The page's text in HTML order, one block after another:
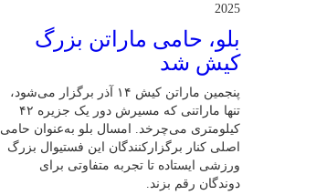
2025
بلو، حامی ماراتن بزرگ
کیش شد
پنجمین ماراتن کیش ۱۴ آذر برگزار می‌شود،
تنها ماراتنی که مسیرش دور یک جزیره ۴۲
کیلومتری می‌چرخد. امسال بلو به‌عنوان حامی
اصلی کنار برگزارکنندگان این فستیوال بزرگ
ورزشی ایستاده تا تجربه متفاوتی برای
دوندگان رقم بزند.